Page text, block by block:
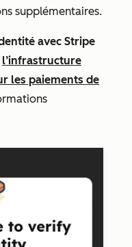
supplémentaires.
avec Stripe
l’infrastructure
les paiements de